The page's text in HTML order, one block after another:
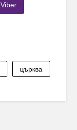
Viber
църква